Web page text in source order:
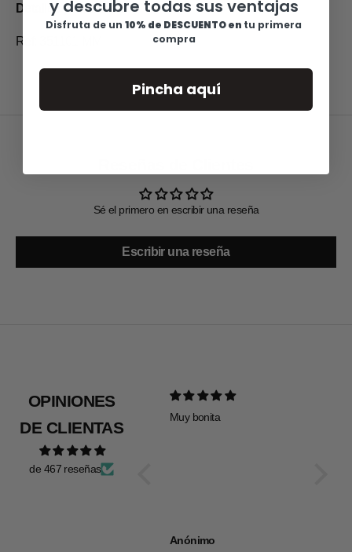
Detalles y cuidados
Ref: 351101-MM
Sé el primero en escribir una reseña
Escribir una reseña
OPINIONES
DE CLIENTAS
de 467 reseñas
Muy bonita
Anónimo
y descubre todas sus ventajas
Disfruta de un 10% de DESCUENTO en tu primera
compra
Pincha aquí